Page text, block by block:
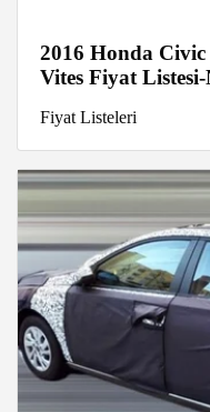
2016 Honda
Vites Fiyat
Fiyat Listeleri